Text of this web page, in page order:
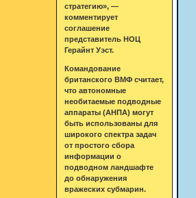
стратегию», —
комментирует
соглашение
представитель НОЦ
Герайнт Уэст.
Командование
британского ВМФ считает,
что автономные
необитаемые подводные
аппараты (АНПА) могут
быть использованы для
широкого спектра задач
от простого сбора
информации о
подводном ландшафте
до обнаружения
вражеских субмарин.